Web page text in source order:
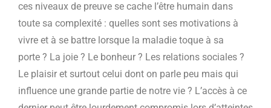
ces niveaux de preuve se cache l’être humain dans
toute sa complexité : quelles sont ses motivations à
vivre et à se battre lorsque la maladie toque à sa
porte ? La joie ? Le bonheur ? Les relations sociales ?
Le plaisir et surtout celui dont on parle peu mais qui
influence une grande partie de notre vie ? L’accès à ce